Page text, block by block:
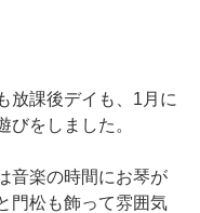
放課後デイも、1月に
びをしました。
音楽の時間にお琴が
門松も飾って雰囲気